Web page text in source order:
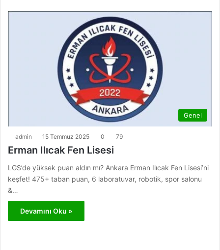
Genel
admin 15 Temmuz 2025 0 79
Erman Ilıcak Fen Lisesi
LGS’de yüksek puan aldın mı? Ankara Erman Ilıcak Fen Lisesi’ni
keşfet! 475+ taban puan, 6 laboratuvar, robotik, spor salonu
&…
Devamını Oku »